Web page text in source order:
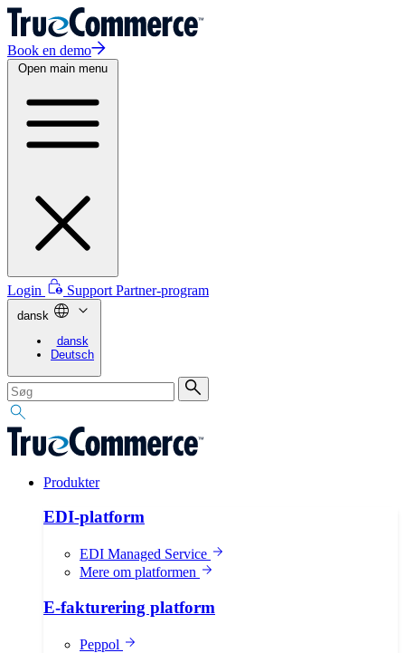
Book en demo
Open main menu
Login Support Partner-program
dansk
dansk
Deutsch
Produkter
EDI-platform
EDI Managed Service
Mere om platformen
E-fakturering platform
Peppol